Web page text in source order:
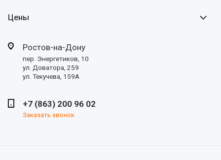
Цены
Ростов-на-Дону
пер. Энергетиков, 10
ул. Доватора, 259
ул. Текучева, 159А
+7 (863) 200 96 02
Заказать звонок